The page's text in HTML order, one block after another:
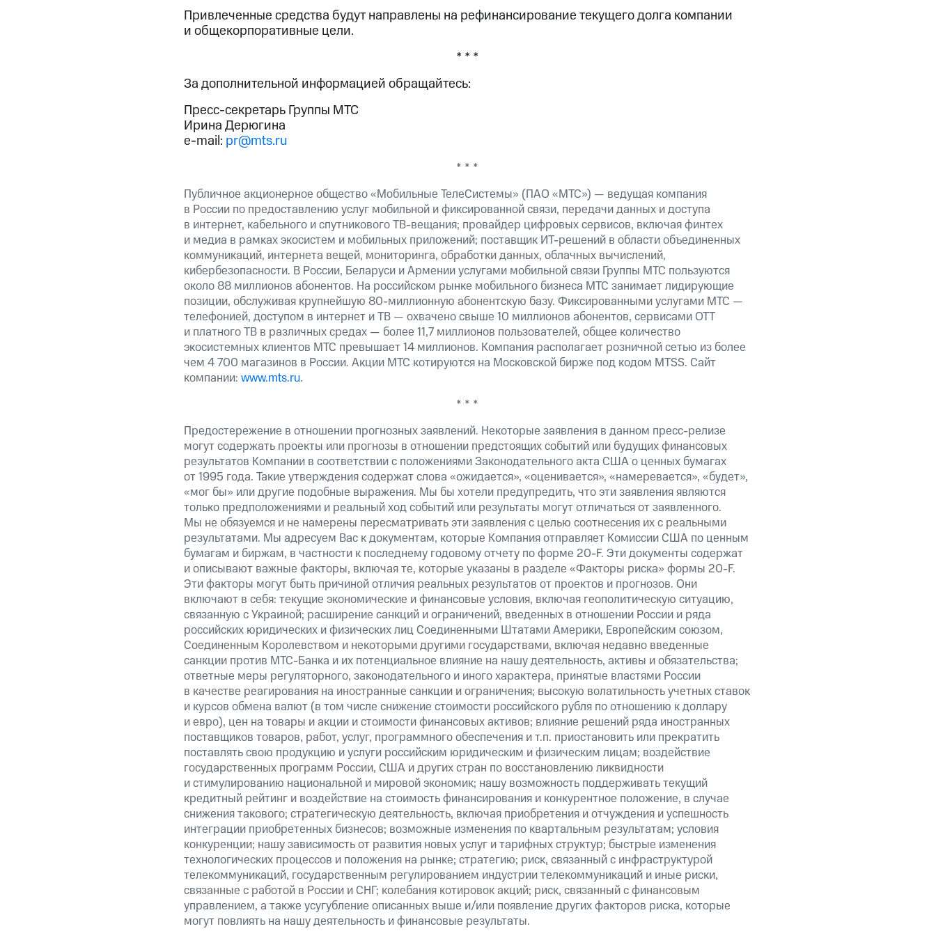
Привлеченные средства будут направлены на рефинансирование текущего долга компании
и общекорпоративные цели.
* * *
За дополнительной информацией обращайтесь:
Пресс-секретарь Группы МТС
Ирина Дерюгина
e-mail: pr@mts.ru
* * *
Публичное акционерное общество «Мобильные ТелеСистемы» (ПАО «МТС») — ведущая компания
в России по предоставлению услуг мобильной и фиксированной связи, передачи данных и доступа
в интернет, кабельного и спутникового ТВ-вещания; провайдер цифровых сервисов, включая финтех
и медиа в рамках экосистем и мобильных приложений; поставщик ИТ-решений в области объединенных
коммуникаций, интернета вещей, мониторинга, обработки данных, облачных вычислений,
кибербезопасности. В России, Беларуси и Армении услугами мобильной связи Группы МТС пользуются
около 88 миллионов абонентов. На российском рынке мобильного бизнеса МТС занимает лидирующие
позиции, обслуживая крупнейшую 80-миллионную абонентскую базу. Фиксированными услугами МТС —
телефонией, доступом в интернет и ТВ — охвачено свыше 10 миллионов абонентов, сервисами OTT
и платного ТВ в различных средах — более 11,7 миллионов пользователей, общее количество
экосистемных клиентов МТС превышает 14 миллионов. Компания располагает розничной сетью из более
чем 4 700 магазинов в России. Акции МТС котируются на Московской бирже под кодом MTSS. Сайт
компании: www.mts.ru.
* * *
Предостережение в отношении прогнозных заявлений. Некоторые заявления в данном пресс-релизе
могут содержать проекты или прогнозы в отношении предстоящих событий или будущих финансовых
результатов Компании в соответствии с положениями Законодательного акта США о ценных бумагах
от 1995 года. Такие утверждения содержат слова «ожидается», «оценивается», «намеревается», «будет»,
«мог бы» или другие подобные выражения. Мы бы хотели предупредить, что эти заявления являются
только предположениями и реальный ход событий или результаты могут отличаться от заявленного.
Мы не обязуемся и не намерены пересматривать эти заявления с целью соотнесения их с реальными
результатами. Мы адресуем Вас к документам, которые Компания отправляет Комиссии США по ценным
бумагам и биржам, в частности к последнему годовому отчету по форме 20-F. Эти документы содержат
и описывают важные факторы, включая те, которые указаны в разделе «Факторы риска» формы 20-F.
Эти факторы могут быть причиной отличия реальных результатов от проектов и прогнозов. Они
включают в себя: текущие экономические и финансовые условия, включая геополитическую ситуацию,
связанную с Украиной; расширение санкций и ограничений, введенных в отношении России и ряда
российских юридических и физических лиц Соединенными Штатами Америки, Европейским союзом,
Соединенным Королевством и некоторыми другими государствами, включая недавно введенные
санкции против МТС-Банка и их потенциальное влияние на нашу деятельность, активы и обязательства;
ответные меры регуляторного, законодательного и иного характера, принятые властями России
в качестве реагирования на иностранные санкции и ограничения; высокую волатильность учетных ставок
и курсов обмена валют (в том числе снижение стоимости российского рубля по отношению к доллару
и евро), цен на товары и акции и стоимости финансовых активов; влияние решений ряда иностранных
поставщиков товаров, работ, услуг, программного обеспечения и т.п. приостановить или прекратить
поставлять свою продукцию и услуги российским юридическим и физическим лицам; воздействие
государственных программ России, США и других стран по восстановлению ликвидности
и стимулированию национальной и мировой экономик; нашу возможность поддерживать текущий
кредитный рейтинг и воздействие на стоимость финансирования и конкурентное положение, в случае
снижения такового; стратегическую деятельность, включая приобретения и отчуждения и успешность
интеграции приобретенных бизнесов; возможные изменения по квартальным результатам; условия
конкуренции; нашу зависимость от развития новых услуг и тарифных структур; быстрые изменения
технологических процессов и положения на рынке; стратегию; риск, связанный с инфраструктурой
телекоммуникаций, государственным регулированием индустрии телекоммуникаций и иные риски,
связанные с работой в России и СНГ; колебания котировок акций; риск, связанный с финансовым
управлением, а также усугубление описанных выше и/или появление других факторов риска, которые
могут повлиять на нашу деятельность и финансовые результаты.